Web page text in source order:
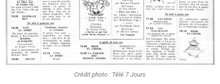
Crédit photo : Télé 7 Jours